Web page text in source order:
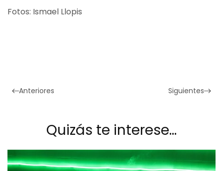
Fotos: Ismael Llopis
Anteriores Siguientes
Quizás te interese…